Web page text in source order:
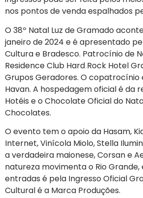
nos pontos de venda espalhados
O 38º Natal Luz de Gramado
janeiro de 2024 e é apresentado
Cultura e Bradesco. Patrocínio de
Residence Club Hard Rock Hotel
Grupos Geradores. O copatrocínio
Havan. A hospedagem oficial é da
Hotéis e o Chocolate Oficial do
Chocolates.
O evento tem o apoio da Hasam,
Internet, Vinícola Miolo, Stella
a verdadeira maionese, Corsan e
natureza movimenta o Rio Grande,
entradas é pela Ingresso Oficial
Cultural é a Marca Produções.